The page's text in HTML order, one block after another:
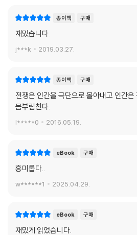
생생히 재생했으며 다다이즘과 큐비즘이 만
적인 아름다움과 엄격함을 되찾고자 했고, 그
21세기 오늘날에도 세계 어느 나라의 독자
소설에서 프랑스 고전 문학의 ‘새로워진’ 전
종이책 구매
재밌습니다.
j***k 2019.03.27.
종이책 구매
전쟁은 인간을 극단으로 몰아내고 인간
몸부림친다.
l*****0 2016.05.19.
eBook 구매
흥미롭다..
w******1 2025.04.29.
eBook 구매
재밌게 읽었습니다.